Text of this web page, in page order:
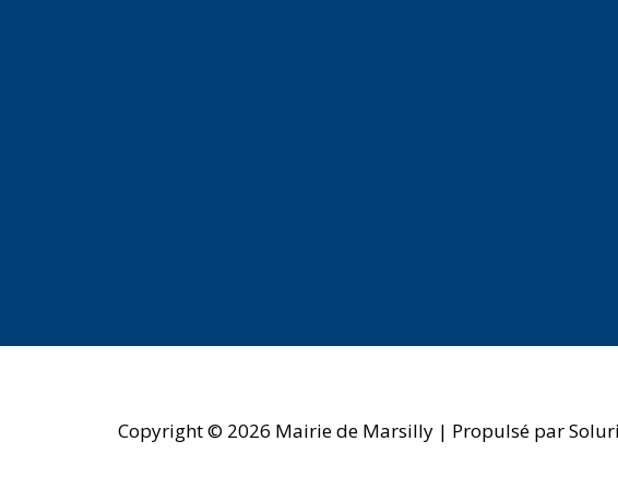
Copyright © 2026 Mairie de Marsilly | Propulsé par